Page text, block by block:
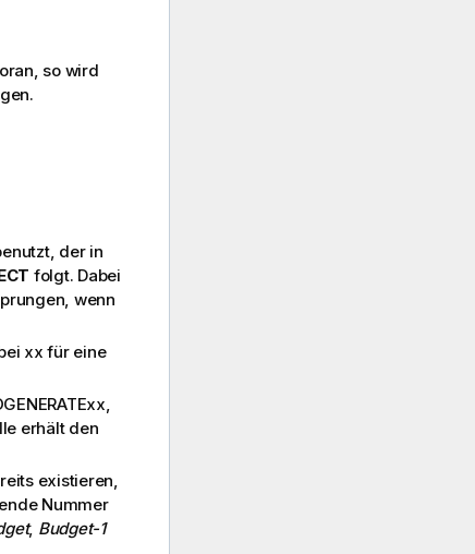
so wird
der in
folgt. Dabei
wenn
xx für eine
,
erhält den
existieren,
Nummer
, Budget-1